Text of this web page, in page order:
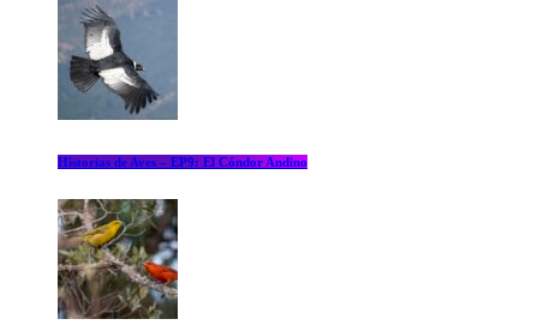
Historias de Aves – EP9: El Cóndor Andino